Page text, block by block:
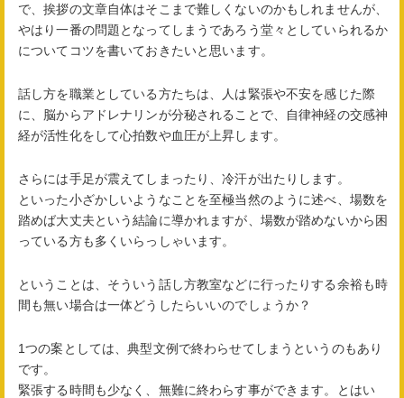
で、挨拶の文章自体はそこまで難しくないのかもしれませんが、
やはり一番の問題となってしまうであろう堂々としていられるか
についてコツを書いておきたいと思います。
話し方を職業としている方たちは、人は緊張や不安を感じた際
に、脳からアドレナリンが分秘されることで、自律神経の交感神
経が活性化をして心拍数や血圧が上昇します。
さらには手足が震えてしまったり、冷汗が出たりします。
といった小ざかしいようなことを至極当然のように述べ、場数を
踏めば大丈夫という結論に導かれますが、場数が踏めないから困
っている方も多くいらっしゃいます。
ということは、そういう話し方教室などに行ったりする余裕も時
間も無い場合は一体どうしたらいいのでしょうか？
1つの案としては、典型文例で終わらせてしまうというのもあり
です。
緊張する時間も少なく、無難に終わらす事ができます。とはい